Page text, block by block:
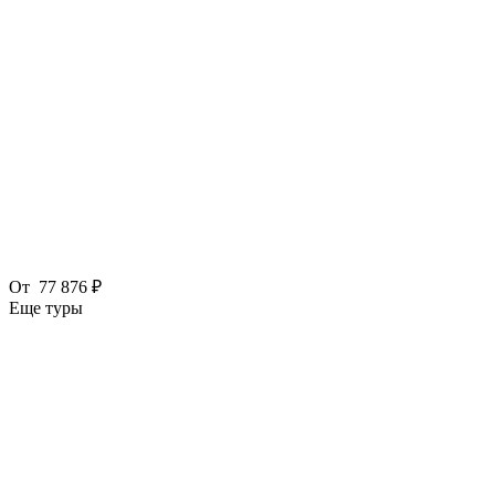
От 77 876 ₽
Еще туры